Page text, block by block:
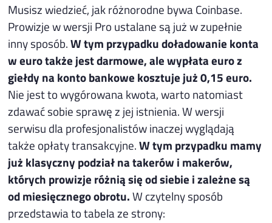
Musisz wiedzieć, jak różnorodne bywa Coinbase.
Prowizje w wersji Pro ustalane są już w zupełnie
inny sposób.W tym przypadku doładowanie konta
w euro także jest darmowe, ale wypłata euro z
giełdy na konto bankowe kosztuje już 0,15 euro.
Nie jest to wygórowana kwota, warto natomiast
zdawać sobie sprawę z jej istnienia. W wersji
serwisu dla profesjonalistów inaczej wyglądają
także opłaty transakcyjne.W tym przypadku mamy
już klasyczny podział na takerów i makerów,
których prowizje różnią się od siebie i zależne są
od miesięcznego obrotu.W czytelny sposób
przedstawia to tabela ze strony: